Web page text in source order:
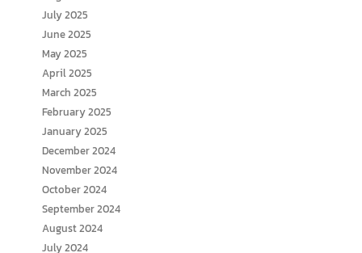
July 2025
June 2025
May 2025
April 2025
March 2025
February 2025
January 2025
December 2024
November 2024
October 2024
September 2024
August 2024
July 2024